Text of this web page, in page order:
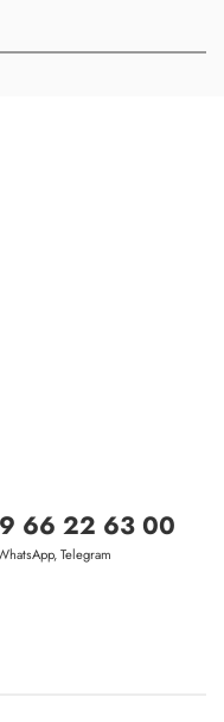
66 22 63 00
Telegram